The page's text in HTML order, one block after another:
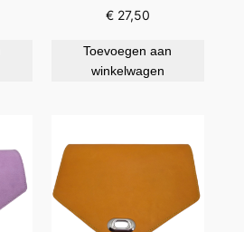
€27,50
Toevoegen aan
winkelwagen